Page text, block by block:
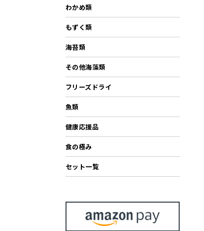
わかめ類
もずく類
海苔類
その他海藻類
フリーズドライ
魚類
健康応援品
食の極み
セット一覧